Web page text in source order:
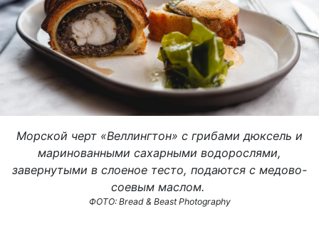
Морской черт «Веллингтон» с грибами дюксель и
маринованными сахарными водорослями,
завернутыми в слоеное тесто, подаются с медово-
соевым маслом.
ФОТО: Bread & Beast Photography